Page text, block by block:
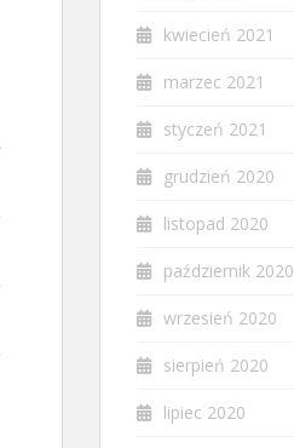
kwiecień 2021
marzec 2021
styczeń 2021
grudzień 2020
listopad 2020
październik 2020
wrzesień 2020
sierpień 2020
lipiec 2020